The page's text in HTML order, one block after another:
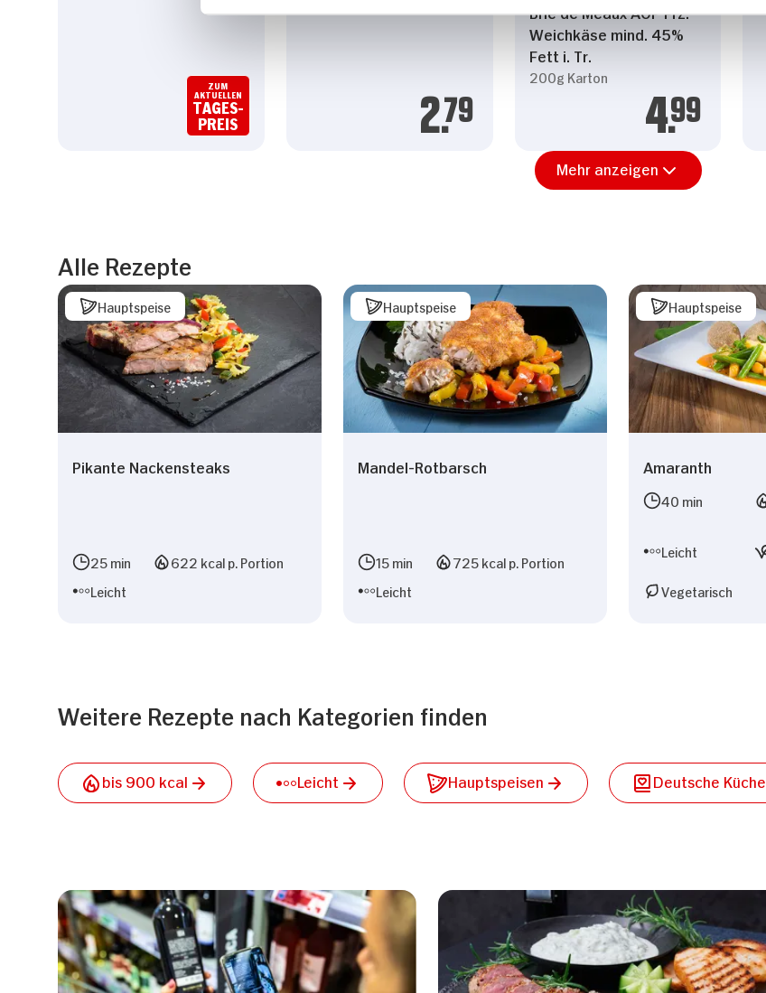
ZUM
AKTUELLEN
TAGES-
PREIS 2.79
Brie de Meaux AOP Frz.
Weichkäse mind. 45%
Fett i. Tr.
200g Karton
4.99
Mehr anzeigen
Alle Rezepte
Hauptspeise
Pikante Nackensteaks
25 min
622 kcal p. Portion
Leicht
Hauptspeise
Mandel-Rotbarsch
15 min
725 kcal p. Portion
Leicht
Hauptspeise
Amaranth
40 min
Leicht
Vegetarisch
Weitere Rezepte nach Kategorien finden
bis 900 kcal Leicht Hauptspeisen Deutsche Küche